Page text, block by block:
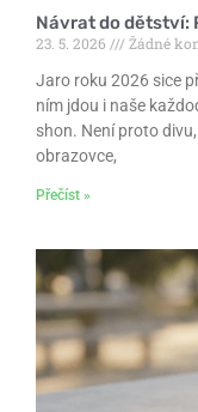
Návrat do dětství:
23. 5. 2026
Žádné
Jaro roku 2026 sice
ním jdou i naše
shon. Není proto
obrazovce,
Přečíst »